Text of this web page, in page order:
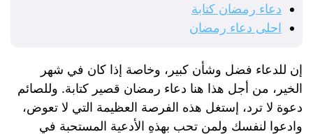
دعاء رمضان كتابة
احلى دعاء رمضان
إن للدعاء فضل وشأن كبير، وخاصة إذا كان في شهر
الخير، من أجل هذا هنا دعاء رمضان قصير كتابة. وللصائم
دعوة لا ترد، إستغل هذه الفرصة العظيمة التي لا تعوض،
وادعوا لنفسك ولمن تحب بهذهِ الأدعية المستحبة في